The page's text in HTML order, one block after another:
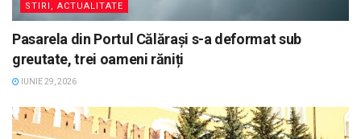
STIRI, ACTUALITATE
Pasarela din Portul Călărași s-a deformat sub
greutate, trei oameni răniți
IUNIE 29, 2026